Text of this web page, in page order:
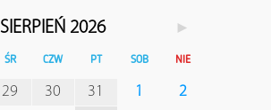
SIERPIEŃ 2026 ►
ŚR CZW PT SOB NIE
29 30 31 1
2